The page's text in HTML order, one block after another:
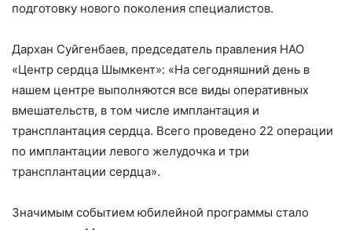
подготовку нового поколения специалистов.
Дархан Суйгенбаев, председатель правления НАО
«Центр сердца Шымкент»: «На сегодняшний день в
нашем центре выполняются все виды оперативных
вмешательств, в том числе имплантация и
трансплантация сердца. Всего проведено 22 операции
по имплантации левого желудочка и три
трансплантации сердца».
Значимым событием юбилейной программы стало